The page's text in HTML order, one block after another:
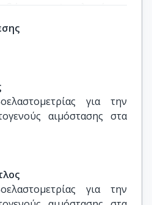
Αναπληρώτρια
ΕΚΠΑ
Καθηγήτρια,
Καθηγήτρια,
για την
αιμόστασης στα
για την